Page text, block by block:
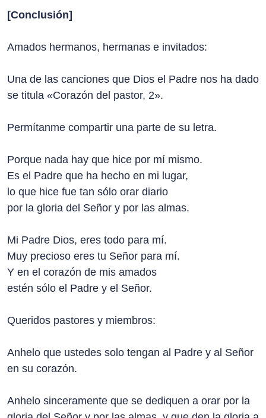
[Conclusión]
Amados hermanos, hermanas e invitados:
Una de las canciones que Dios el Padre nos ha dado
se titula «Corazón del pastor, 2».
Permítanme compartir una parte de su letra.
Porque nada hay que hice por mí mismo.
Es el Padre que ha hecho en mi lugar,
lo que hice fue tan sólo orar diario
por la gloria del Señor y por las almas.
Mi Padre Dios, eres todo para mí.
Muy precioso eres tu Señor para mí.
Y en el corazón de mis amados
estén sólo el Padre y el Señor.
Queridos pastores y miembros:
Anhelo que ustedes solo tengan al Padre y al Señor
en su corazón.
Anhelo sinceramente que se dediquen a orar por la